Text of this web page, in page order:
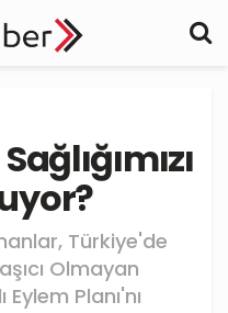
Türkiye'de
Olmayan
Planı'nı